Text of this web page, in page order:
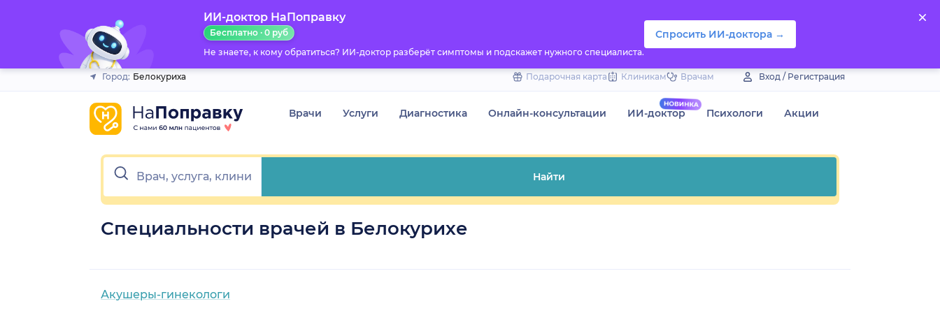
ИИ-доктор НаПоправку
Бесплатно · 0 руб
Не знаете, к кому обратиться? ИИ-доктор разберёт симптомы и подскажет нужного специалиста.
Спросить ИИ-доктора →
Город: Белокуриха Подарочная карта Клиникам Врачам Вход / Регистрация
Врачи Услуги Диагностика Онлайн-консультации ИИ-доктор Психологи Акции
Найти
Специальности врачей в Белокурихе
Акушеры-гинекологи